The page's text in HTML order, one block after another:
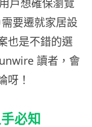
要遷就家居設
也是不錯的選
讀者，會
呀！
必知